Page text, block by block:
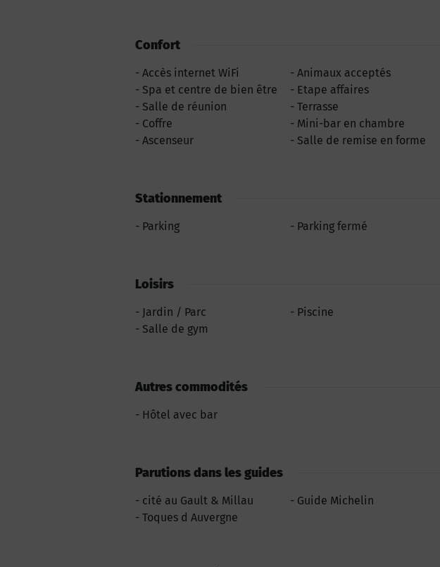
Confort
Accès internet WiFi Animaux acceptés
Spa et centre de bien être
Etape affaires
Salle de réunion
Terrasse
Coffre
Mini-bar en chambre
Ascenseur
Salle de remise en forme
Stationnement
Parking Parking fermé
Loisirs
Jardin / Parc Piscine
Salle de gym
Autres commodités
Hôtel avec bar
Parutions dans les guides
cité au Gault & Millau Guide Michelin
Toques d Auvergne